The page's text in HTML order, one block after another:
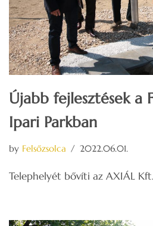
Újabb fejlesztések a
Ipari Parkban
by Felsőzsolca 2022.06.01.
Telephelyét bővíti az AXIÁL Kft.